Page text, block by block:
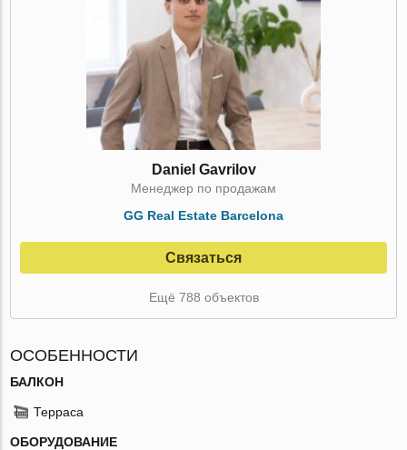
Daniel Gavrilov
Менеджер по продажам
GG Real Estate Barcelona
Связаться
Ещё 788 объектов
ОСОБЕННОСТИ
БАЛКОН
Терраса
ОБОРУДОВАНИЕ